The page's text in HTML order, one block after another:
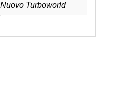
Nuovo Turboworld